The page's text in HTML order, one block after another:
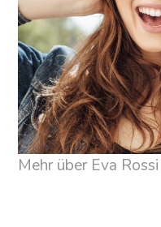
Mehr über Eva Rossi